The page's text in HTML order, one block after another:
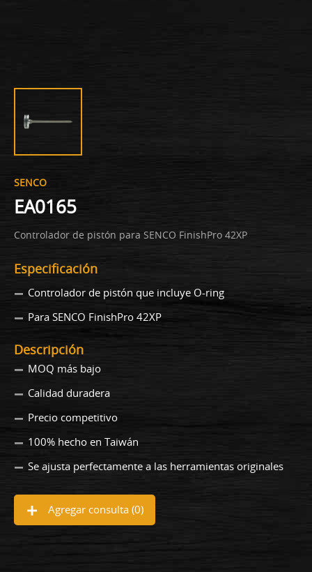
SENCO
EA0165
Controlador de pistón para SENCO FinishPro 42XP
Especificación
Controlador de pistón que incluye O-ring
Para SENCO FinishPro 42XP
Descripción
MOQ más bajo
Calidad duradera
Precio competitivo
100% hecho en Taiwán
Se ajusta perfectamente a las herramientas originales
Agregar consulta (0)